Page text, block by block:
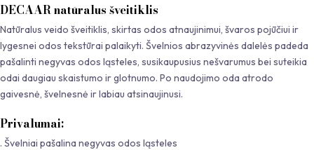
DECAAR natūralus šveitiklis
Natūralus veido šveitiklis, skirtas odos atnaujinimui, švaros pojūčiui ir
lygesnei odos tekstūrai palaikyti. Švelnios abrazyvinės dalelės padeda
pašalinti negyvas odos ląsteles, susikaupusius nešvarumus bei suteikia
odai daugiau skaistumo ir glotnumo. Po naudojimo oda atrodo
gaivesnė, švelnesnė ir labiau atsinaujinusi.
Privalumai:
. Švelniai pašalina negyvas odos ląsteles